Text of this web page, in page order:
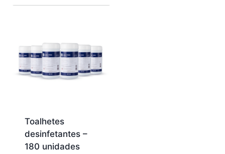
Toalhetes
desinfetantes –
180 unidades